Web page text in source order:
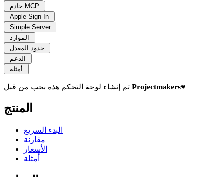
خادم MCP
Apple Sign-In
Simple Server
Projectmakers♥
المنتج
البدء السريع
مقارنة
الأسعار
أمثلة